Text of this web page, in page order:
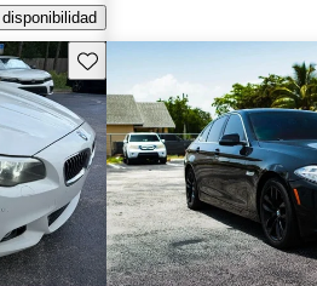
Guarda este Aviso